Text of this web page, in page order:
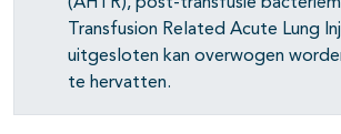
open- en dichtklappen
Transfusion Related Acute Lung
uitgesloten kan overwogen
te hervatten.